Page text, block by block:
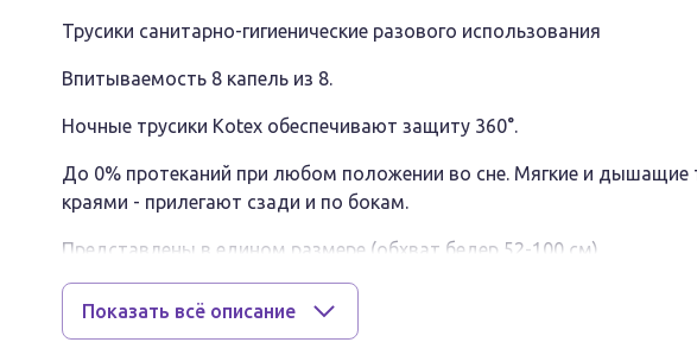
Трусики санитарно-гигиенические разового использования
Впитываемость 8 капель из 8.
Ночные трусики Kotex обеспечивают защиту 360°.
До 0% протеканий при любом положении во сне. Мягкие и дышащие
краями - прилегают сзади и по бокам.
Представлены в едином размере (обхват бедер 52-100 см).
Подходят для всех возрастов.
Одноразовые - утилизировать так же просто, как обычную
Показать всё описание